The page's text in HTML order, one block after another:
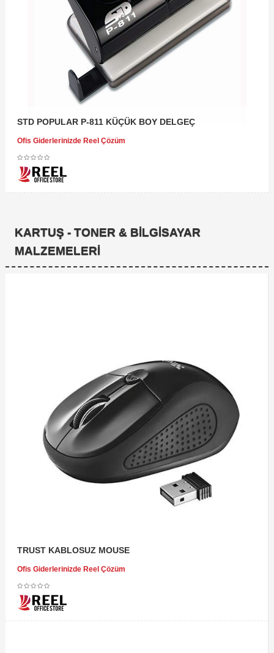
STD POPULAR P-811 KÜÇÜK BOY DELGEÇ
Ofis Giderlerinizde Reel Çözüm
KARTUŞ - TONER & BILGISAYAR
MALZEMELERI
TRUST KABLOSUZ MOUSE
Ofis Giderlerinizde Reel Çözüm